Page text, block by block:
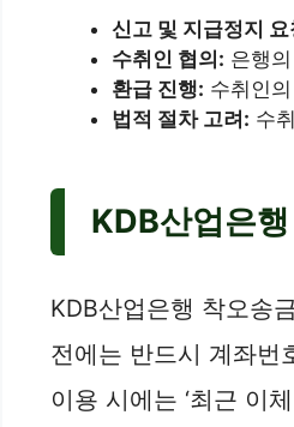
신고 및 지급정지 요
수취인 협의: 은행
환급 진행: 수취인
법적 절차 고려: 수
KDB산업은
KDB산업은행 착오송
전에는 반드시 계좌번
이용 시에는 ‘최근 이